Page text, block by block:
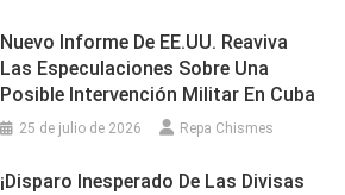
Nuevo Informe De EE.UU. Reaviva
Las Especulaciones Sobre Una
Posible Intervención Militar En Cuba
25 de julio de 2026 Repa Chismes
¡Disparo Inesperado De Las Divisas